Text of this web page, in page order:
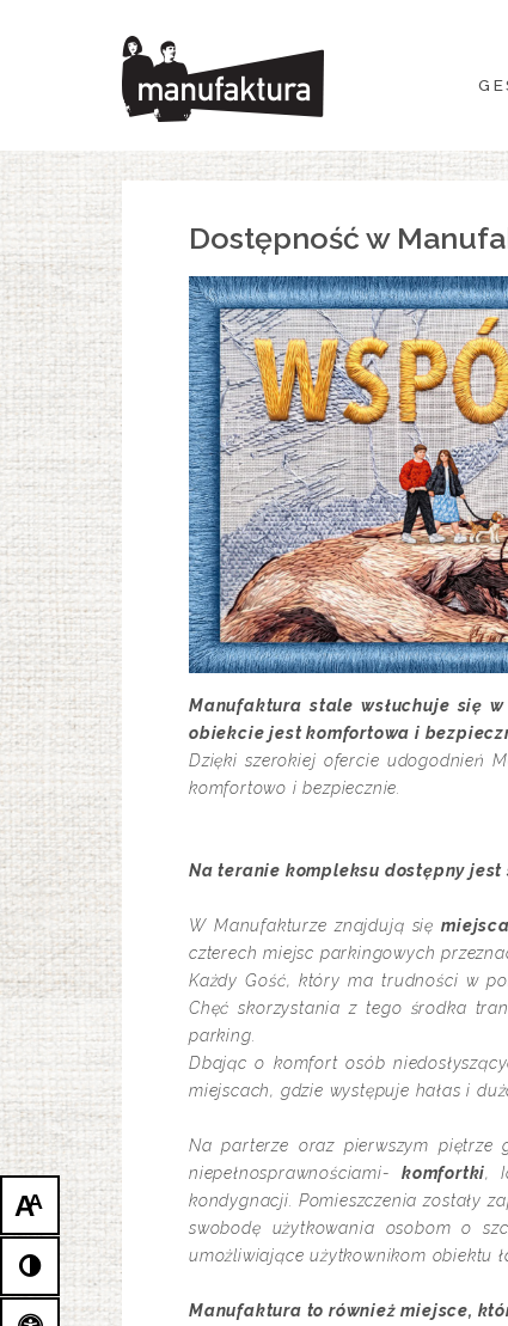
AA
GESCHEHEN
EINKAUFEN
ANGEBOTE
UNTERHALTUNG
RESTAURANTS
PLAN
ÜBER UNS
Dostępność w
Manufaktura stale wsłuchuje się
obiekcie jest komfortowa i
Dzięki szerokiej ofercie udogodnień
komfortowo i bezpiecznie.
Na teranie kompleksu dostępny jest
W Manufakturze znajdują się
czterech miejsc parkingowych
Każdy Gość, który ma trudności w
Chęć skorzystania z tego środka
parking.
Dbając o komfort osób
miejscach, gdzie występuje hałas i
Na parterze oraz pierwszym piętrze
niepełnosprawnościami- komfortki,
kondygnacji. Pomieszczenia zostały
swobodę użytkowania osobom o
umożliwiające użytkownikom obiektu
Manufaktura to również miejsce,